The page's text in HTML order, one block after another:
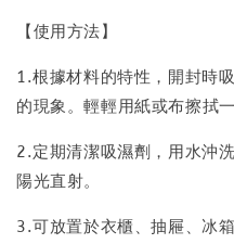
【使用方法】
1.根據材料的特性，開封時
的現象。輕輕用紙或布擦拭
2.定期清潔吸濕劑，用水沖
陽光直射。
3.可放置於衣櫃、抽屜、冰